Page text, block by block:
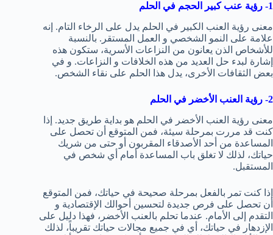
1- رؤية عنب كبير الحجم في الحلم
معنى رؤية العنب الكبير في الحلم يدل على الرخاء التام. إنه
علامة على النمو الشخصي و العمل المستقر. بالنسبة
للأشخاص الذن يعانون من النزاعات الأسرية، ستكون هذه
إشارة لبدء حل العديد من هذه الخلافات و النزاعات. و في
بعض الثقافات الأخرى، يدل هذا الحلم على نقاء الشخص.
2- رؤية العنب الأخضر في الحلم
معنى رؤية العنب الأخضر في الحلم هو بداية طريق جديد. إذا
كنت قد مررت بمرحلة سيئة، فمن المتوقع أن تحصل على
المساعدة من أحد الأصدقاء المقربون أو حتى من شريك
حياتك، لذلك لا تغلق باب المساعدة أمام أي شخص في
المستقبل.
إذا كنت تمر بالفعل بمرحلة صحيحة في حياتك، فمن المتوقع
أن تحصل على فرص جديدة لتحسين أحوالك الإقتصادية و
التقدم إلى الأمام. عندما تحلم بالعنب الأخضر، فهذا دليل على
الإزدهار في حياتك، أي في جميع مجالات حياتك تقريباً، لذلك